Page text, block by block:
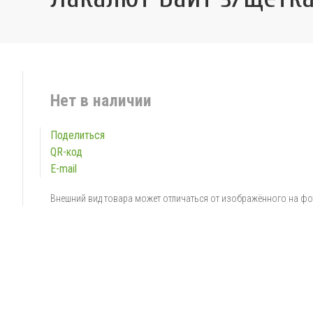
Нет в наличии
Поделиться
QR-код
E-mail
Внешний вид товара может отличаться от изображённого на